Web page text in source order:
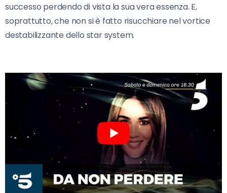
successo perdendo di vista la sua vera essenza. E,
soprattutto, che non si è fatto risucchiare nel vortice
destabilizzante dello star system.